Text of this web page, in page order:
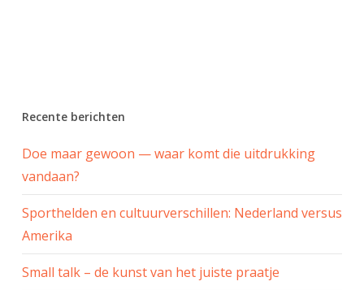
Recente berichten
Doe maar gewoon — waar komt die uitdrukking
vandaan?
Sporthelden en cultuurverschillen: Nederland versus
Amerika
Small talk – de kunst van het juiste praatje